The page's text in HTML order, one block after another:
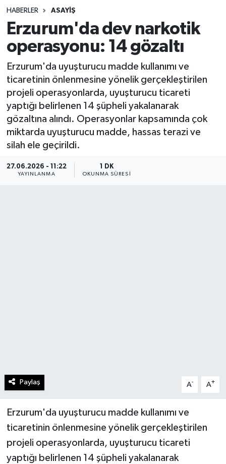
HABERLER ASAYIŞ
Erzurum'da dev narkotik
operasyonu: 14 gözaltı
Erzurum'da uyuşturucu madde kullanımı ve
ticaretinin önlenmesine yönelik gerçekleştirilen
projeli operasyonlarda, uyuşturucu ticareti
yaptığı belirlenen 14 şüpheli yakalanarak
gözaltına alındı. Operasyonlar kapsamında çok
miktarda uyuşturucu madde, hassas terazi ve
silah ele geçirildi.
27.06.2026 - 11:22
YAYINLANMA
1 DK
OKUNMA SÜRESI
Paylaş A- A+
Erzurum'da uyuşturucu madde kullanımı ve
ticaretinin önlenmesine yönelik gerçekleştirilen
projeli operasyonlarda, uyuşturucu ticareti
yaptığı belirlenen 14 şüpheli yakalanarak
Spor
Teknoloji
Yaşam